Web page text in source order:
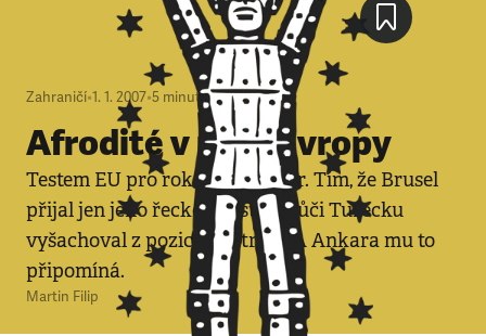
Zahraničí•1. 1. 2007•5 minut
Afrodité v patu Evropy
Testem EU pro rok 2007 je Kypr. Tím, že Brusel
přijal jen jeho řeckou část, se vůči Turecku
vyšachoval z pozice neutrála. A Ankara mu to
připomíná.
Martin Filip